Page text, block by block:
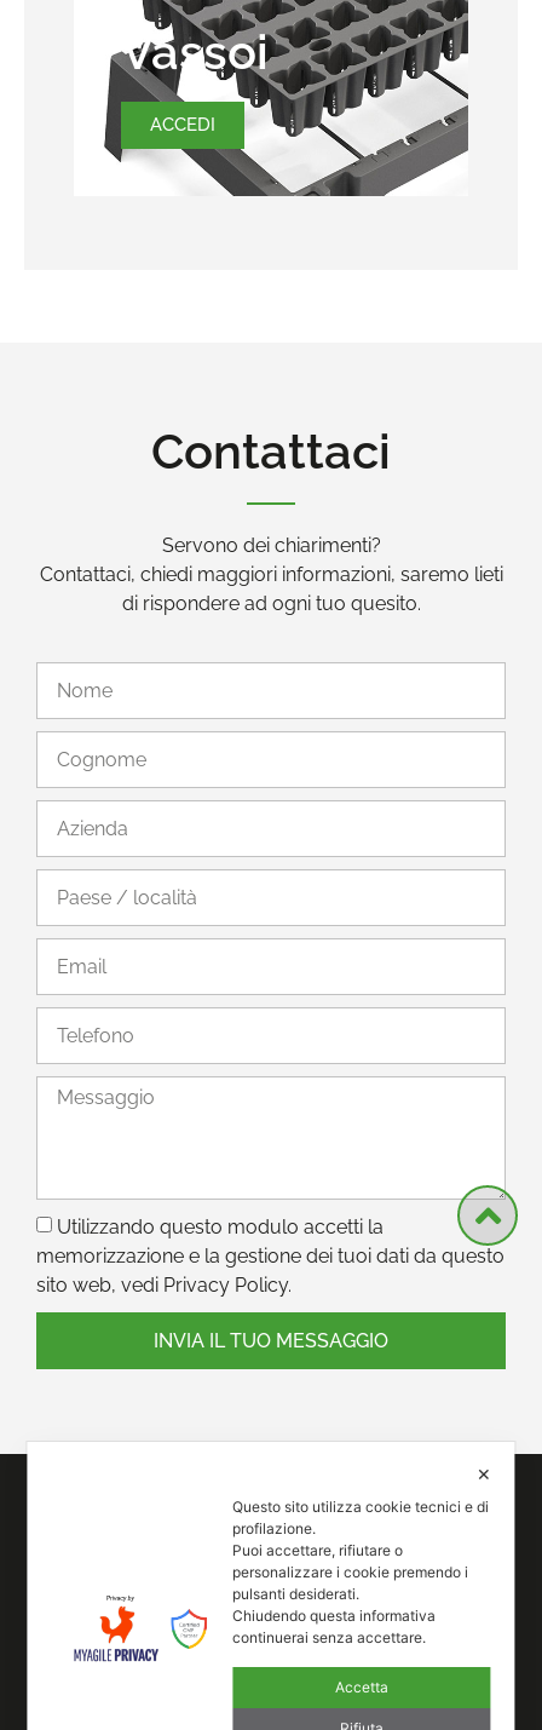
Vassoi
ACCEDI
Contattaci
Servono dei chiarimenti?
Contattaci, chiedi maggiori informazioni, saremo lieti
di rispondere ad ogni tuo quesito.
Utilizzando questo modulo accetti la
memorizzazione e la gestione dei tuoi dati da questo
sito web, vedi Privacy Policy.
INVIA IL TUO MESSAGGIO
✕
Questo sito utilizza cookie tecnici e di
profilazione.
Puoi accettare, rifiutare o
personalizzare i cookie premendo i
pulsanti desiderati.
Chiudendo questa informativa
continuerai senza accettare.
Accetta